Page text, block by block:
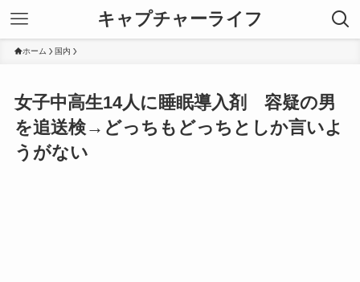
キャプチャーライフ
ホーム 国内
女子中高生14人に睡眠導入剤 容疑の男
を追送検→どっちもどっちとしか言いよ
うがない